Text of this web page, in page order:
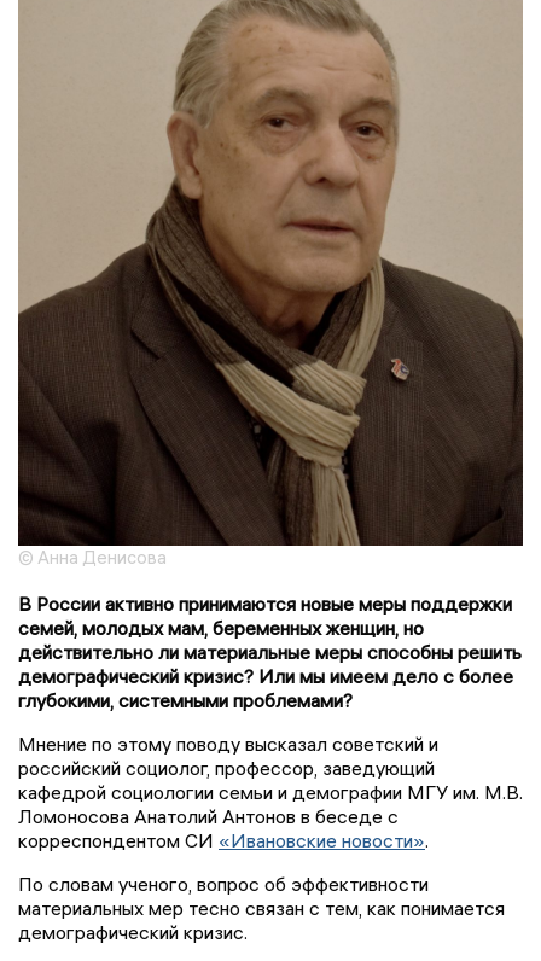
© Анна Денисова
В России активно принимаются новые меры поддержки
семей, молодых мам, беременных женщин, но
действительно ли материальные меры способны решить
демографический кризис? Или мы имеем дело с более
глубокими, системными проблемами?
Мнение по этому поводу высказал советский и
российский социолог, профессор, заведующий
кафедрой социологии семьи и демографии МГУ им. М.В.
Ломоносова Анатолий Антонов в беседе с
корреспондентом СИ «Ивановские новости».
По словам ученого, вопрос об эффективности
материальных мер тесно связан с тем, как понимается
демографический кризис.